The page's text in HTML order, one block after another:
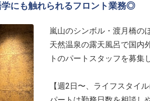
にも触れられるフロント業務◎
嵐山のシンボル・渡月橋の
天然温泉の露天風呂で国内
トのパートスタッフを募集
【週2日〜、ライフスタイル